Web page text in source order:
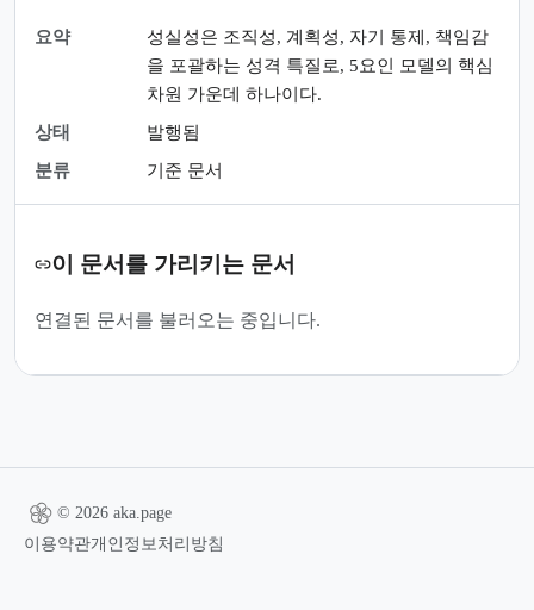
요약
성실성은 조직성, 계획성, 자기 통제, 책임감
을 포괄하는 성격 특질로, 5요인 모델의 핵심
차원 가운데 하나이다.
상태
발행됨
분류
기준 문서
이 문서를 가리키는 문서
연결된 문서를 불러오는 중입니다.
© 2026 aka.page
이용약관개인정보처리방침